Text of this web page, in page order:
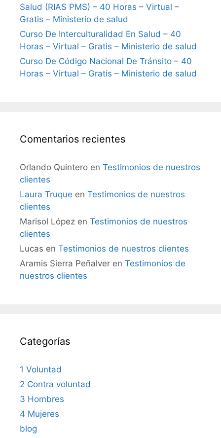
Salud (RIAS PMS) – 40 Horas – Virtual –
Gratis – Ministerio de salud
Curso De Interculturalidad En Salud – 40
Horas – Virtual – Gratis – Ministerio de salud
Curso De Código Nacional De Tránsito – 40
Horas – Virtual – Gratis – Ministerio de salud
Comentarios recientes
Orlando Quintero en Testimonios de nuestros
clientes
Laura Truque en Testimonios de nuestros
clientes
Marisol López en Testimonios de nuestros
clientes
Lucas en Testimonios de nuestros clientes
Aramis Sierra Peñalver en Testimonios de
nuestros clientes
Categorías
1 Voluntad
2 Contra voluntad
3 Hombres
4 Mujeres
blog